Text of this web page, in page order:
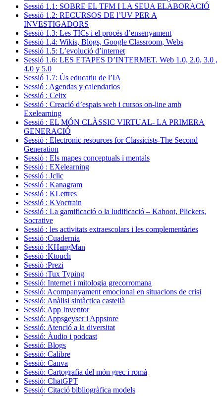
Sessió 1.1: SOBRE EL TFM I LA SEUA ELABORACIÓ
Sessió 1.2: RECURSOS DE l’UV PER A
INVESTIGADORS
Sessió 1.3: Les TICs i el procés d’ensenyament
Sessió 1.4: Wikis, Blogs, Google Classroom, Webs
Sessió 1.5: L’evolució d’internet
Sessió 1.6: LES ETAPES D’INTERMET. Web 1.0, 2.0, 3.0 ,
4.0 y 5.0
Sessió 1.7: Ús educatiu de l’IA
Sessió : Agendas y calendarios
Sessió : Celtx
Sessió : Creació d’espais web i cursos on-line amb
Exelearning
Sessió : EL MÓN CLÀSSIC VIRTUAL- LA PRIMERA
GENERACIÓ
Sessió : Electronic resources for Classicists-The Second
Generation
Sessió : Els mapes conceptuals i mentals
Sessió : EXelearning
Sessió : Jclic
Sessió : Kanagram
Sessió : KLettres
Sessió : KVoctrain
Sessió : La gamificació o la ludificació – Kahoot, Plickers,
Socrative
Sessió : les activitats extraescolars i les complementàries
Sessió :Cuadernia
Sessió :KHangMan
Sessió :Ktouch
Sessió :Prezi
Sessió :Tux Typing
Sessió: Internet i mitologia grecorromana
Sessió: Acompanyament emocional en situacions de crisi
Sessió: Anàlisi sintàctica castellà
Sessió: App Inventor
Sessió: Appsgeyser i Appstore
Sessió: Atenció a la diversitat
Sessió: Àudio i podcast
Sessió: Blogs
Sessió: Calibre
Sessió: Canva
Sessió: Cartografia del món grec i romà
Sessió: ChatGPT
Sessió: Citació bibliogràfica models